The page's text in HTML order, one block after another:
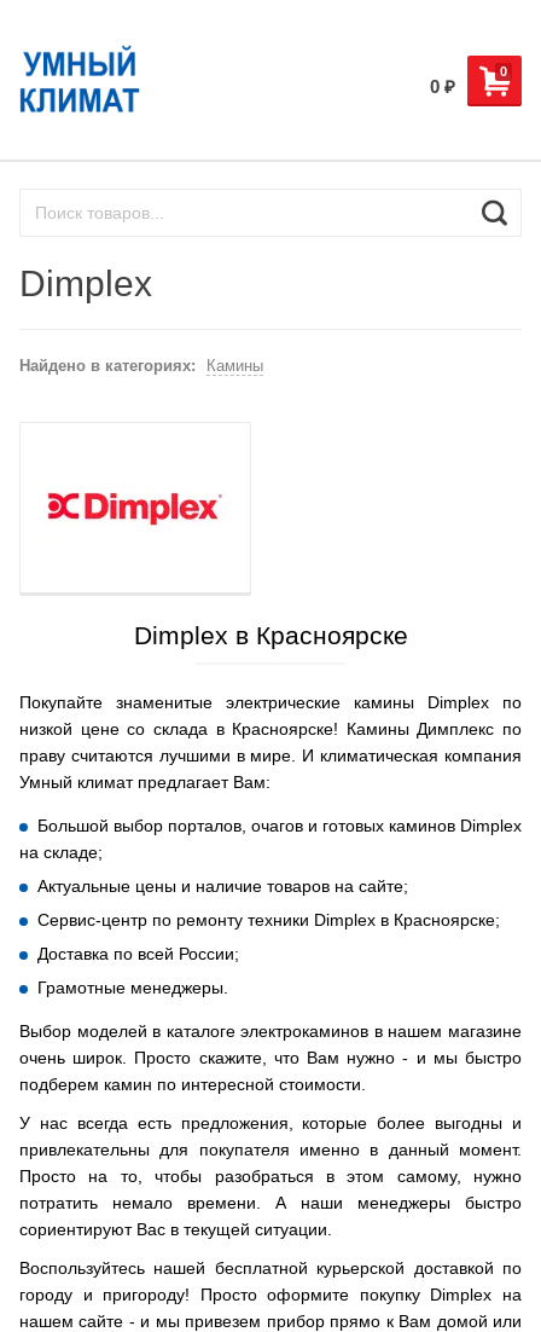
0
0 ₽
Dimplex
Найдено в категориях: Камины
Dimplex в Красноярске
Покупайте знаменитые электрические камины Dimplex по
низкой цене со склада в Красноярске! Камины Димплекс по
праву считаются лучшими в мире. И климатическая компания
Умный климат предлагает Вам:
Большой выбор порталов, очагов и готовых каминов Dimplex
на складе;
Актуальные цены и наличие товаров на сайте;
Сервис-центр по ремонту техники Dimplex в Красноярске;
Доставка по всей России;
Грамотные менеджеры.
Выбор моделей в каталоге электрокаминов в нашем магазине
очень широк. Просто скажите, что Вам нужно - и мы быстро
подберем камин по интересной стоимости.
У нас всегда есть предложения, которые более выгодны и
привлекательны для покупателя именно в данный момент.
Просто на то, чтобы разобраться в этом самому, нужно
потратить немало времени. А наши менеджеры быстро
сориентируют Вас в текущей ситуации.
Воспользуйтесь нашей бесплатной курьерской доставкой по
городу и пригороду! Просто оформите покупку Dimplex на
нашем сайте - и мы привезем прибор прямо к Вам домой или